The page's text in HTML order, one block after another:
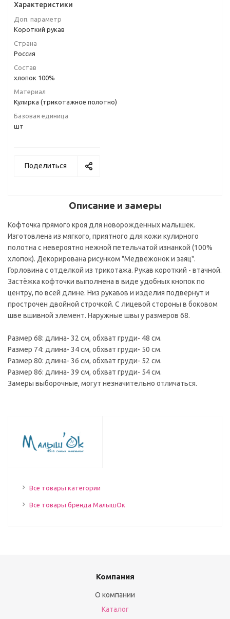
Характеристики
Доп. параметр
Короткий рукав
Страна
Россия
Состав
хлопок 100%
Материал
Кулирка (трикотажное полотно)
Базовая единица
шт
Поделиться
Описание и замеры
Кофточка прямого кроя для новорожденных малышек.
Изготовлена из мягкого, приятного для кожи кулирного
полотна с невероятно нежной петельчатой изнанкой (100%
хлопок). Декорирована рисунком "Медвежонок и заяц".
Горловина с отделкой из трикотажа. Рукав короткий - втачной.
Застёжка кофточки выполнена в виде удобных кнопок по
центру, по всей длине. Низ рукавов и изделия подвернут и
прострочен двойной строчкой. С лицевой стороны в боковом
шве вшивной элемент. Наружные швы у размеров 68.
Размер 68: длина- 32 см, обхват груди- 48 см.
Размер 74: длина- 34 см, обхват груди- 50 см.
Размер 80: длина- 36 см, обхват груди- 52 см.
Размер 86: длина- 39 см, обхват груди- 54 см.
Замеры выборочные, могут незначительно отличаться.
Все товары категории
Все товары бренда МалышОк
Компания
О компании
Каталог